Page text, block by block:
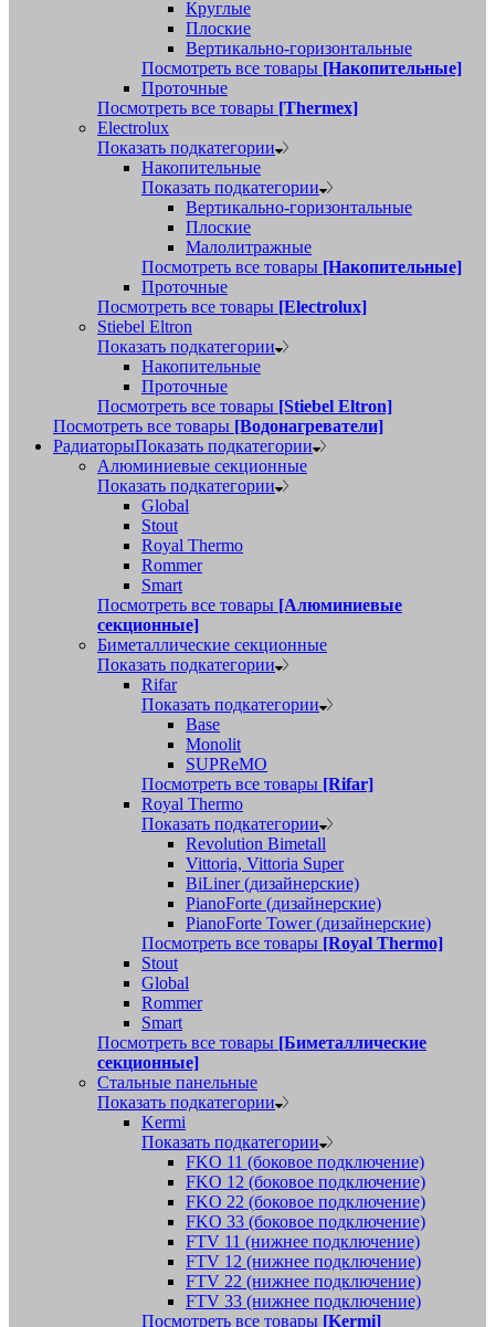
Круглые
Плоские
Вертикально-горизонтальные
Посмотреть все товары [Накопительные]
Проточные
Посмотреть все товары [Thermex]
Electrolux
Показать подкатегории
Накопительные
Показать подкатегории
Вертикально-горизонтальные
Плоские
Малолитражные
Посмотреть все товары [Накопительные]
Проточные
Посмотреть все товары [Electrolux]
Stiebel Eltron
Показать подкатегории
Накопительные
Проточные
Посмотреть все товары [Stiebel Eltron]
Посмотреть все товары [Водонагреватели]
РадиаторыПоказать подкатегории
Алюминиевые секционные
Показать подкатегории
Global
Stout
Royal Thermo
Rommer
Smart
Посмотреть все товары [Алюминиевые
секционные]
Биметаллические секционные
Показать подкатегории
Rifar
Показать подкатегории
Base
Monolit
SUPReMO
Посмотреть все товары [Rifar]
Royal Thermo
Показать подкатегории
Revolution Bimetall
Vittoria, Vittoria Super
BiLiner (дизайнерские)
PianoForte (дизайнерские)
PianoForte Tower (дизайнерские)
Посмотреть все товары [Royal Thermo]
Stout
Global
Rommer
Smart
Посмотреть все товары [Биметаллические
секционные]
Стальные панельные
Показать подкатегории
Kermi
Показать подкатегории
FKO 11 (боковое подключение)
FKO 12 (боковое подключение)
FKO 22 (боковое подключение)
FKO 33 (боковое подключение)
FTV 11 (нижнее подключение)
FTV 12 (нижнее подключение)
FTV 22 (нижнее подключение)
FTV 33 (нижнее подключение)
Посмотреть все товары [Kermi]